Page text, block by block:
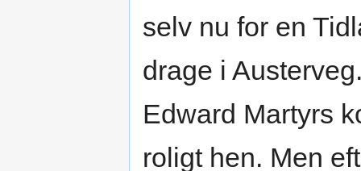
selv nu for en
drage i
Edward Martyrs
roligt hen. Men